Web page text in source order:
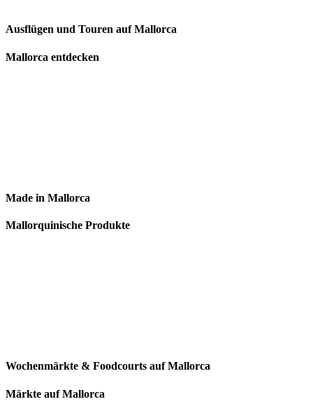
Ausflügen und Touren auf Mallorca
Mallorca entdecken
Made in Mallorca
Mallorquinische Produkte
Wochenmärkte & Foodcourts auf Mallorca
Märkte auf Mallorca